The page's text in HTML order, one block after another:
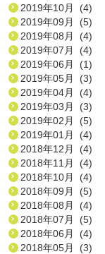
2019年10月 (4)
2019年09月 (5)
2019年08月 (4)
2019年07月 (4)
2019年06月 (1)
2019年05月 (3)
2019年04月 (4)
2019年03月 (3)
2019年02月 (5)
2019年01月 (4)
2018年12月 (4)
2018年11月 (4)
2018年10月 (4)
2018年09月 (5)
2018年08月 (4)
2018年07月 (5)
2018年06月 (4)
2018年05月 (3)